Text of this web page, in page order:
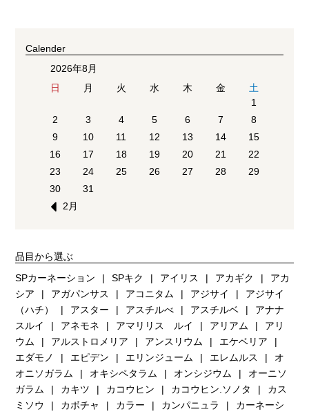
Calender
2026年8月
日
月 火 水 木 金 土
2月
1
2
3 4 5 6 7
8
9
10 11 12 13 14
15
16
17 18 19 20 21
22
23
24 25 26 27 28
29
30
31
品目から選ぶ
SPカーネーション
SPキク アイリス アカギク
アカ
シア
アガパンサス アコニタム アジサイ
アジサイ
（ハチ）
アスター アスチルべ アスチルベ
アナナ
スルイ
アネモネ アマリリス ルイ アリアム
アリ
ウム
アルストロメリア アンスリウム
エケベリア
エダモノ
エピデン エリンジューム エレムルス
オ
オニソガラム
オキシペタラム オンシジウム
オーニソ
ガラム
カキツ カコウヒン カコウヒン.ソノタ
カス
ミソウ
カボチャ カラー カンパニュラ
カーネーシ